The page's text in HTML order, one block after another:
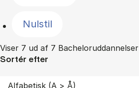
Nulstil
Viser 7 ud af 7 Bacheloruddannelser
Sortér efter